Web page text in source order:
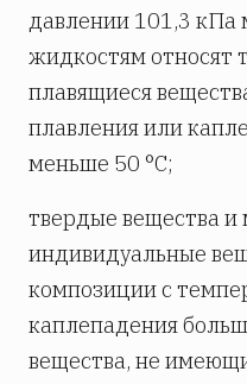
давлении 101,3
жидкостям относят
плавящиеся
плавления или
меньше 50 °С;
твердые вещества
индивидуальные
композиции с
каплепадения
вещества, не